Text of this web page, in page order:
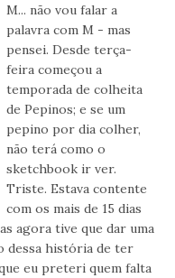
M... não vou falar a
palavra com M - mas
pensei. Desde terça-
feira começou a
temporada de colheita
de Pepinos; e se um
pepino por dia colher,
não terá como o
sketchbook ir ver.
Triste. Estava contente
com os mais de 15 dias
agora tive que dar uma
dessa história de ter
eu preteri quem falta